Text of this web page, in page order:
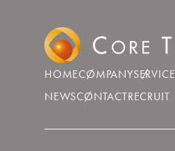
HOMECOMPANYSERVICE
NEWSCONTACTRECRUIT